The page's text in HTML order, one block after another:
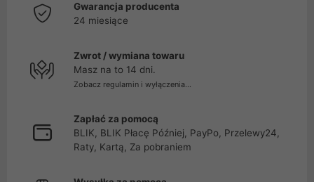
Gwarancja producenta
24 miesiące
Zwrot / wymiana towaru
Masz na to 14 dni.
Zobacz regulamin i wyłączenia...
Zapłać za pomocą
BLIK, BLIK Płacę Później, PayPo, Przelewy24,
Raty, Kartą, Za pobraniem